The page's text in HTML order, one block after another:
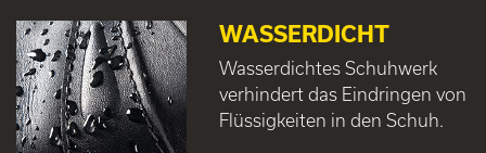
WASSERDICHT
Wasserdichtes Schuhwerk
verhindert das Eindringen von
Flüssigkeiten in den Schuh.